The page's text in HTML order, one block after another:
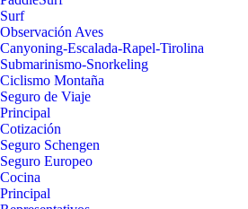
Surf
Observación Aves
Canyoning-Escalada-Rapel-Tirolina
Submarinismo-Snorkeling
Ciclismo Montaña
Seguro de Viaje
Principal
Cotización
Seguro Schengen
Seguro Europeo
Cocina
Principal